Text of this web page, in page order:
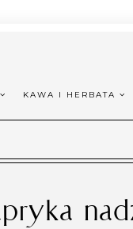
KAWA I HERBATA